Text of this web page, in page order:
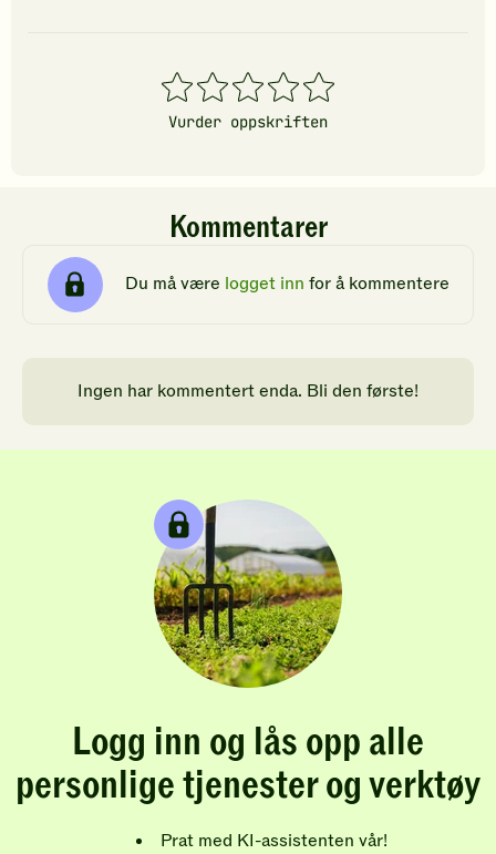
1
stjerner
2
stjerner
3
stjerner
4
stjerner
5
stjerner
Vurder oppskriften
Kommentarer
Du må være logget inn for å kommentere
Ingen har kommentert enda. Bli den første!
Logg inn og lås opp alle
personlige tjenester og verktøy
Prat med KI-assistenten vår!